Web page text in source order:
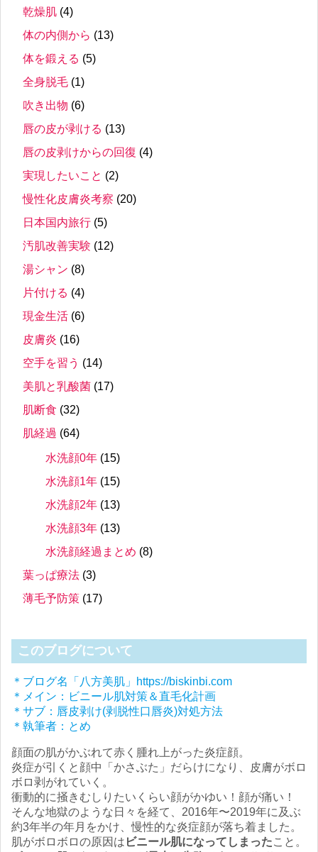
乾燥肌 (4)
体の内側から (13)
体を鍛える (5)
全身脱毛 (1)
吹き出物 (6)
唇の皮が剥ける (13)
唇の皮剥けからの回復 (4)
実現したいこと (2)
慢性化皮膚炎考察 (20)
日本国内旅行 (5)
汚肌改善実験 (12)
湯シャン (8)
片付ける (4)
現金生活 (6)
皮膚炎 (16)
空手を習う (14)
美肌と乳酸菌 (17)
肌断食 (32)
肌経過 (64)
水洗顔0年 (15)
水洗顔1年 (15)
水洗顔2年 (13)
水洗顔3年 (13)
水洗顔経過まとめ (8)
葉っぱ療法 (3)
薄毛予防策 (17)
このブログについて
＊ブログ名「八方美肌」https://biskinbi.com
＊メイン：ビニール肌対策＆直毛化計画
＊サブ：唇皮剥け(剥脱性口唇炎)対処方法
＊執筆者：とめ
顔面の肌がかぶれて赤く腫れ上がった炎症顔。
炎症が引くと顔中「かさぶた」だらけになり、皮膚がボロ
ボロ剥がれていく。
衝動的に掻きむしりたいくらい顔がかゆい！顔が痛い！
そんな地獄のような日々を経て、2016年〜2019年に及ぶ
約3年半の年月をかけ、慢性的な炎症顔が落ち着ました。
肌がボロボロの原因は ビニール肌になってしまったこと。